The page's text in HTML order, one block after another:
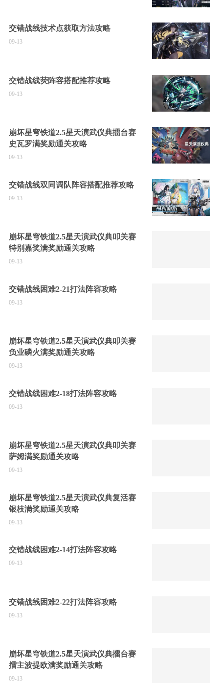
交错战线技术点获取方法攻略
09-13
交错战线荧阵容搭配推荐攻略
09-13
崩坏星穹铁道2.5星天演武仪典擂台赛
史瓦罗满奖励通关攻略
09-13
交错战线双同调队阵容搭配推荐攻略
09-13
崩坏星穹铁道2.5星天演武仪典叩关赛
特别嘉奖满奖励通关攻略
09-13
交错战线困难2-21打法阵容攻略
09-13
崩坏星穹铁道2.5星天演武仪典叩关赛
负业磷火满奖励通关攻略
09-13
交错战线困难2-18打法阵容攻略
09-13
崩坏星穹铁道2.5星天演武仪典叩关赛
萨姆满奖励通关攻略
09-13
崩坏星穹铁道2.5星天演武仪典复活赛
银枝满奖励通关攻略
09-13
交错战线困难2-14打法阵容攻略
09-13
交错战线困难2-22打法阵容攻略
09-13
崩坏星穹铁道2.5星天演武仪典擂台赛
擂主波提欧满奖励通关攻略
09-13